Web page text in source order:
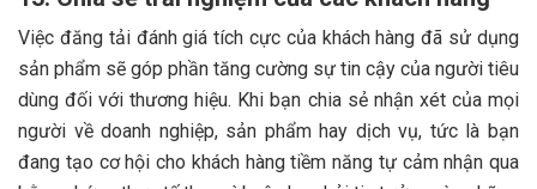
Việc đăng tải đánh giá tích cực của khách hàng đã sử dụng
sản phẩm sẽ góp phần tăng cường sự tin cậy của người tiêu
dùng đối với thương hiệu. Khi bạn chia sẻ nhận xét của mọi
người về doanh nghiệp, sản phẩm hay dịch vụ, tức là bạn
đang tạo cơ hội cho khách hàng tiềm năng tự cảm nhận qua